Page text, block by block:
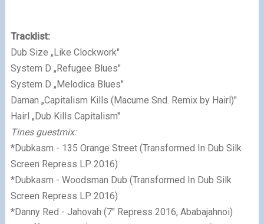
Tracklist:
Dub Size „Like Clockwork"
System D „Refugee Blues"
System D „Melodica Blues"
Daman „Capitalism Kills (Macume Snd. Remix by Hairl)"
Hairl „Dub Kills Capitalism"
Tines guestmix:
*Dubkasm - 135 Orange Street (Transformed In Dub Silk
Screen Repress LP 2016)
*Dubkasm - Woodsman Dub (Transformed In Dub Silk
Screen Repress LP 2016)
*Danny Red - Jahovah (7″ Repress 2016, Ababajahnoi)